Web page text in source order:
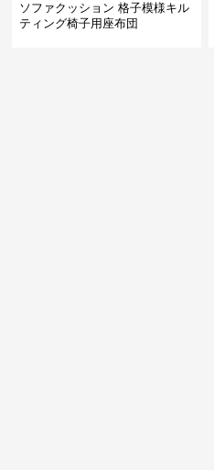
ソファクッション 格子模様キル
ティング椅子用座布団